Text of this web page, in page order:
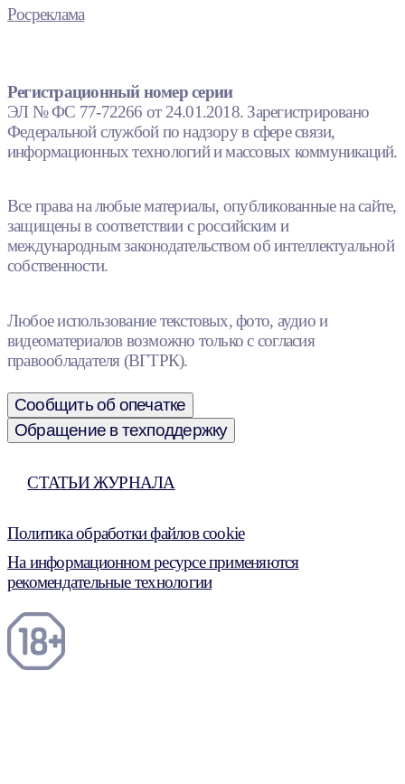
Росреклама
Регистрационный номер серии
ЭЛ № ФС 77-72266 от 24.01.2018. Зарегистрировано
Федеральной службой по надзору в сфере связи,
информационных технологий и массовых коммуникаций.
Все права на любые материалы, опубликованные на сайте,
защищены в соответствии с российским и
международным законодательством об интеллектуальной
собственности.
Любое использование текстовых, фото, аудио и
видеоматериалов возможно только с согласия
правообладателя (ВГТРК).
Сообщить об опечатке
Обращение в техподдержку
СТАТЬИ ЖУРНАЛА
Политика обработки файлов cookie
На информационном ресурсе применяются
рекомендательные технологии